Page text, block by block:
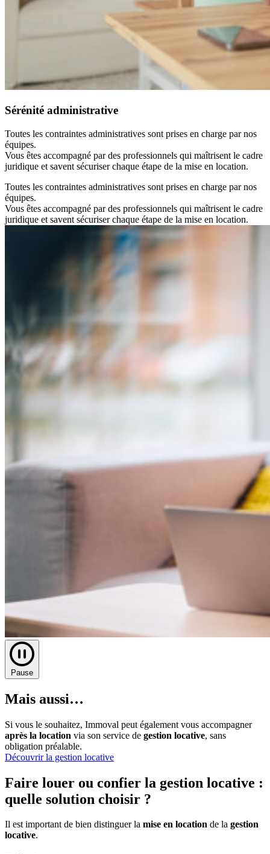
Sérénité administrative
Toutes les contraintes administratives sont prises en charge par nos
équipes.
Vous êtes accompagné par des professionnels qui maîtrisent le cadre
juridique et savent sécuriser chaque étape de la mise en location.
Toutes les contraintes administratives sont prises en charge par nos
équipes.
Vous êtes accompagné par des professionnels qui maîtrisent le cadre
juridique et savent sécuriser chaque étape de la mise en location.
Pause
Mais aussi…
Si vous le souhaitez, Immoval peut également vous accompagner
après la location via son service de gestion locative, sans
obligation préalable.
Découvrir la gestion locative
Faire louer ou confier la gestion locative :
quelle solution choisir ?
Il est important de bien distinguer la mise en location de la gestion
locative.